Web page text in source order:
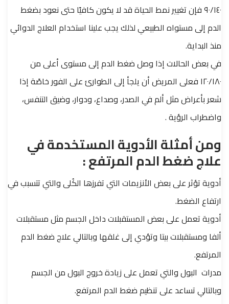
٩٠/١٤٠ فإن تغيير نمط الحياة قد لا يكون كافيًا حتى نعود بضغط
الدم إلى مستواه الطبيعي لذلك يجب علينا استخدام العلاج الدوائي
منذ البداية.
في بعض الحالات إذا وصل ضغط الدم إلى مستوى أعلى من
١٢٠/١٨٠ فعلى المريض أن يلجأ إلى الطوارئ على الفور خاصًة إذا
شعر بأعراض مثل ألم في الصدر، وصداع، ودوار، وضيق التنفس،
واضطراب الرؤية .
ومن أمثلة الأدوية المستخدمة في
علاج ضغط الدم المرتفع :
أدوية تؤثر على بعض الأنزيمات التي تفرزها الكُلى والتي تتسبب في
ارتفاع الضغط.
أدوية تعمل على بعض المستقبلات داخل الجسم مثل مستقبلات
ألفا ومستقبلات بيتا وتؤدي إلى غلقها وبالتالي علاج ضغط الدم
المرتفع.
مدرات البول والتي تعمل على زيادة خروج البول من الجسم
وبالتالي تساعد على تنظيم ضغط الدم المرتفع.